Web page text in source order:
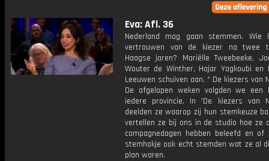
Eva: Afl. 36
Nederland mag gaan stemmen. Wie
vertrouwen van de kiezer na twee
Haagse jaren? Mariëlle Tweebeeke,
Wouter de Winther, Hajar Yagkoubi en
Leeuwen schuiven aan. * De kiezers van
De afgelopen weken volgden we een
iedere provincie. In 'De kiezers van
deelden ze waarop zij hun stemkeuze
vertellen ze bij ons in de studio hoe ze
campagnedagen hebben beleefd en
stemhokje ook echt stemden wat ze al
plan waren.